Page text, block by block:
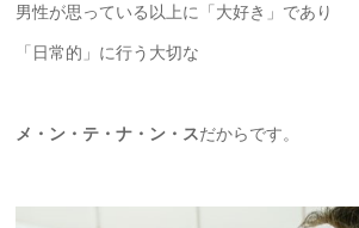
男性が思っている以上に「大好き」であり
「日常的」に行う大切な
メ・ン・テ・ナ・ン・スだからです。